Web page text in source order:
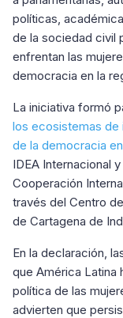
políticas,
de la sociedad civil
enfrentan las
democracia en la
La iniciativa formó
los ecosistemas de
de la democracia
IDEA Internacional
Cooperación
través del Centro
de Cartagena de
En la declaración,
que América Latina
política de las
advierten que